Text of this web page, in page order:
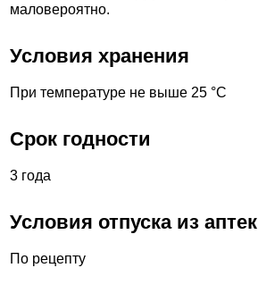
маловероятно.
Условия хранения
При температуре не выше 25 °С
Срок годности
3 года
Условия отпуска из аптек
По рецепту